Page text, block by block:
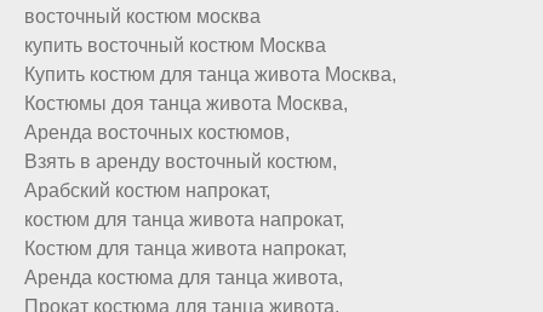
восточный костюм москва
купить восточный костюм Москва
Купить костюм для танца живота Москва,
Костюмы доя танца живота Москва,
Аренда восточных костюмов,
Взять в аренду восточный костюм,
Арабский костюм напрокат,
костюм для танца живота напрокат,
Костюм для танца живота напрокат,
Аренда костюма для танца живота,
Прокат костюма для танца живота,